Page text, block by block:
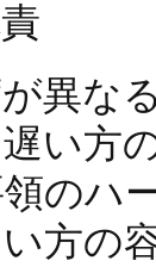
異な
い方
のハ
方の